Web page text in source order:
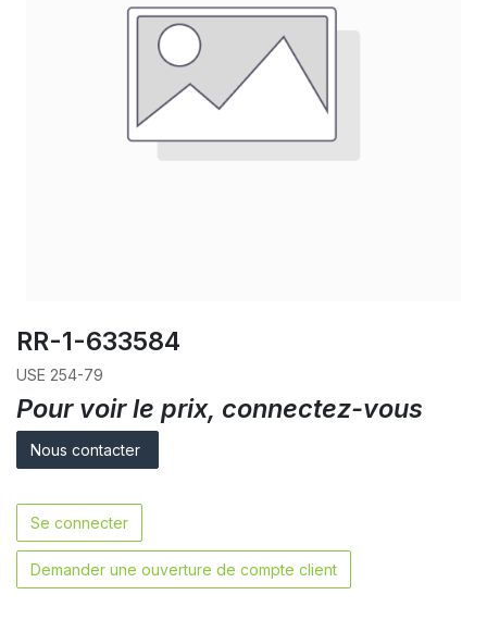
RR-1-633584
USE 254-79
Pour voir le prix, connectez-vous
Nous contacter
Se connecter
Demander une ouverture de compte client